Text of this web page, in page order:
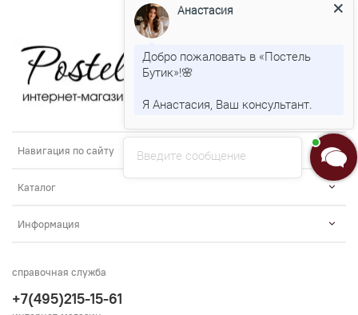
Навигация по сайту
Каталог
Информация
справочная служба
+7(495)215-15-61
Введите сообщение
Анастасия
Добро пожаловать в «Постель
Бутик»!🌸
Я Анастасия, Ваш консультант.